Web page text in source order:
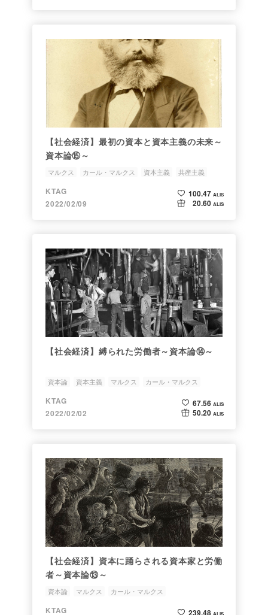
【社会経済】最初の資本と資本主義の未来～
資本論⑮～
マルクス カール・マルクス 資本主義
共産主義
資本論
KTAG
2022/02/09
100.47 ALIS
20.60 ALIS
【社会経済】縛られた労働者～資本論⑭～
資本論 資本主義 マルクス カール・マルクス
KTAG
2022/02/02
67.56 ALIS
50.20 ALIS
【社会経済】資本に踊らされる資本家と労働
者～資本論⑬～
資本論 マルクス カール・マルクス
KTAG 239.48 ALIS